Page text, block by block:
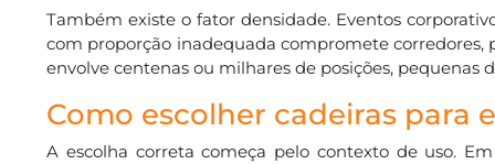
Também existe o fator densidade. Eventos
com proporção inadequada compromete corredores,
envolve centenas ou milhares de posições,
Como escolher cadeiras
A escolha correta começa pelo contexto de uso.